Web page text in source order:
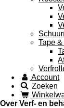
Tape
Account
Zoeken
Over Verf- en